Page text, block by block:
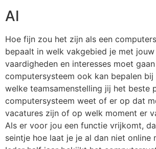
AI
Hoe fijn zou het zijn als een
bepaalt in welk vakgebied je met jouw
vaardigheden en interesses moet
computersysteem ook kan bepalen
welke teamsamenstelling jij het beste
computersysteem weet of er op dat
vacatures zijn of op welk moment er
Als er voor jou een functie vrijkomt,
seintje hoe laat je je al dan niet online